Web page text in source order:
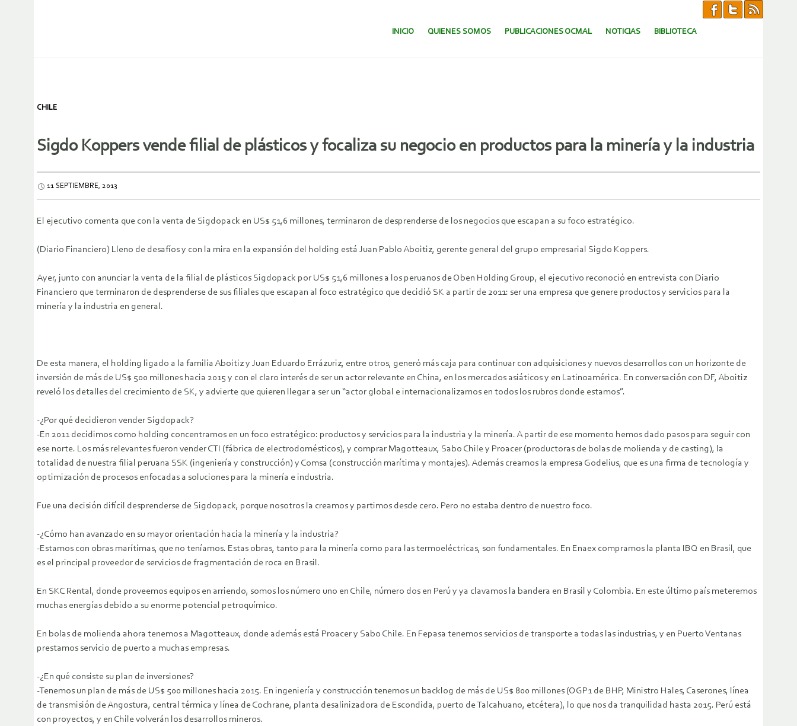
SALTAR AL CONTENIDO.
INICIO QUIENES SOMOS PUBLICACIONES OCMAL NOTICIAS BIBLIOTECA
CHILE
Sigdo Koppers vende filial de plásticos y focaliza su negocio en productos para la minería y la industria
11 SEPTIEMBRE, 2013
El ejecutivo comenta que con la venta de Sigdopack en US$ 51,6 millones, terminaron de desprenderse de los negocios que escapan a su foco estratégico.
(Diario Financiero) Lleno de desafíos y con la mira en la expansión del holding está Juan Pablo Aboitiz, gerente general del grupo empresarial Sigdo Koppers.
Ayer, junto con anunciar la venta de la filial de plásticos Sigdopack por US$ 51,6 millones a los peruanos de Oben Holding Group, el ejecutivo reconoció en entrevista con Diario
Financiero que terminaron de desprenderse de sus filiales que escapan al foco estratégico que decidió SK a partir de 2011: ser una empresa que genere productos y servicios para la
minería y la industria en general.
De esta manera, el holding ligado a la familia Aboitiz y Juan Eduardo Errázuriz, entre otros, generó más caja para continuar con adquisiciones y nuevos desarrollos con un horizonte de
inversión de más de US$ 500 millones hacia 2015 y con el claro interés de ser un actor relevante en China, en los mercados asiáticos y en Latinoamérica. En conversación con DF, Aboitiz
reveló los detalles del crecimiento de SK, y advierte que quieren llegar a ser un “actor global e internacionalizarnos en todos los rubros donde estamos”.
-¿Por qué decidieron vender Sigdopack?
-En 2011 decidimos como holding concentrarnos en un foco estratégico: productos y servicios para la industria y la minería. A partir de ese momento hemos dado pasos para seguir con
ese norte. Los más relevantes fueron vender CTI (fábrica de electrodomésticos), y comprar Magotteaux, Sabo Chile y Proacer (productoras de bolas de molienda y de casting), la
totalidad de nuestra filial peruana SSK (ingeniería y construcción) y Comsa (construcción marítima y montajes). Además creamos la empresa Godelius, que es una firma de tecnología y
optimización de procesos enfocadas a soluciones para la minería e industria.
Fue una decisión difícil desprenderse de Sigdopack, porque nosotros la creamos y partimos desde cero. Pero no estaba dentro de nuestro foco.
-¿Cómo han avanzado en su mayor orientación hacia la minería y la industria?
-Estamos con obras marítimas, que no teníamos. Estas obras, tanto para la minería como para las termoeléctricas, son fundamentales. En Enaex compramos la planta IBQ en Brasil, que
es el principal proveedor de servicios de fragmentación de roca en Brasil.
En SKC Rental, donde proveemos equipos en arriendo, somos los número uno en Chile, número dos en Perú y ya clavamos la bandera en Brasil y Colombia. En este último país meteremos
muchas energías debido a su enorme potencial petroquímico.
En bolas de molienda ahora tenemos a Magotteaux, donde además está Proacer y Sabo Chile. En Fepasa tenemos servicios de transporte a todas las industrias, y en Puerto Ventanas
prestamos servicio de puerto a muchas empresas.
-¿En qué consiste su plan de inversiones?
-Tenemos un plan de más de US$ 500 millones hacia 2015. En ingeniería y construcción tenemos un backlog de más de US$ 800 millones (OGP1 de BHP, Ministro Hales, Caserones, línea
de transmisión de Angostura, central térmica y línea de Cochrane, planta desalinizadora de Escondida, puerto de Talcahuano, etcétera), lo que nos da tranquilidad hasta 2015. Perú está
con proyectos, y en Chile volverán los desarrollos mineros.